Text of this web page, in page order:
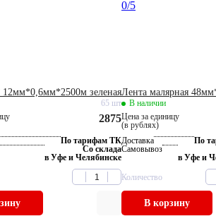
зеленая
65 шт
2875
По тарифам ТК
Со склада
в Уфе и Челябинске
0/5
Лента малярная
В наличии
Цена за единицу
(в рублях)
Доставка
По
Самовывоз
в Уфе и
Количество
В корзину